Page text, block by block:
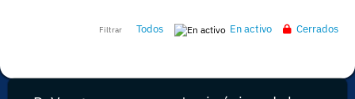
Filtrar Todos En activo Cerrados